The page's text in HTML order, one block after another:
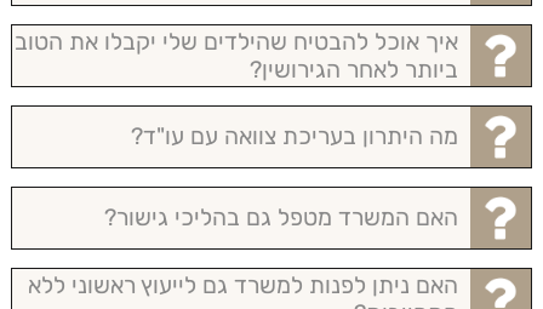
איך אוכל להבטיח שהילדים שלי יקבלו את הטוב
ביותר לאחר הגירושין?
מה היתרון בעריכת צוואה עם עו"ד?
האם המשרד מטפל גם בהליכי גישור?
האם ניתן לפנות למשרד גם לייעוץ ראשוני ללא